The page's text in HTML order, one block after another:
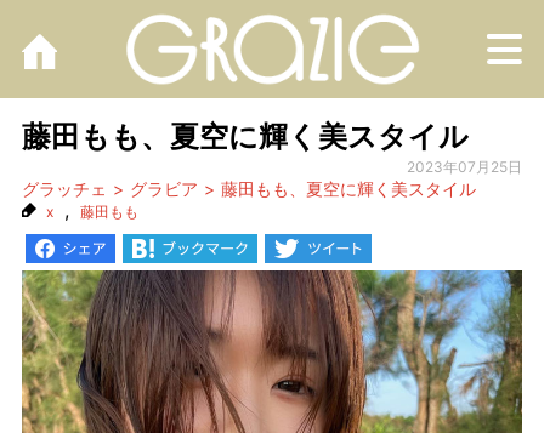
藤田もも、夏空に輝く美スタイル
2023年07月25日
グラッチェ グラビア 藤田もも、夏空に輝く美スタイル
x , 藤田もも